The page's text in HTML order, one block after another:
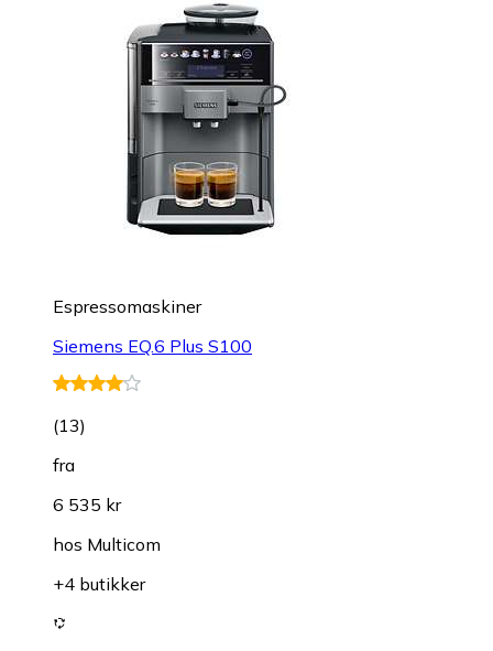
Espressomaskiner
Siemens EQ.6 Plus S100
(13)
fra
6 535 kr
hos Multicom
+4 butikker